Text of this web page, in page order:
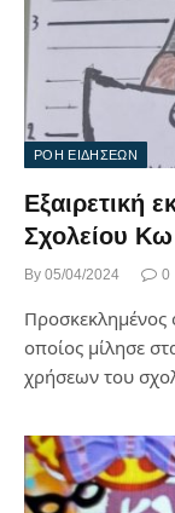
ΡΟΗ ΕΙΔΗΣΕΩΝ
Εξαιρετική
Σχολείου Κω
By 05/04/2024 0
Προσκεκλημένος
οποίος μίλησε
χρήσεων του